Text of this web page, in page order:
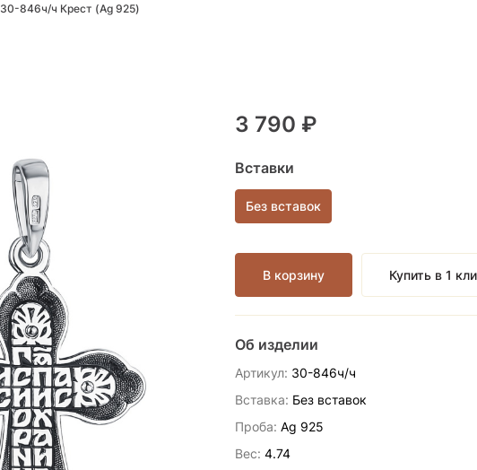
30-846ч/ч Крест (Ag 925)
3 790 ₽
Вставки
Без вставок
В корзину Купить в 1
Об изделии
Артикул: 30-846ч/ч
Вставка: Без вставок
Проба: Ag 925
Вес: 4.74